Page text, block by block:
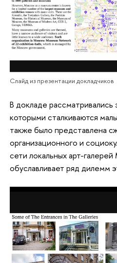
Слайд из презентации докладчиков
В докладе
которыми сталкиваются
также было представлена
организационного и
сети локальных арт-
обуславливает ряд дилемм